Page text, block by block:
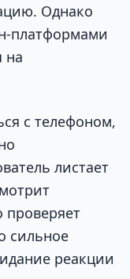
Однако
платформами
на
с телефоном,
листает
проверяет
сильное
реакции